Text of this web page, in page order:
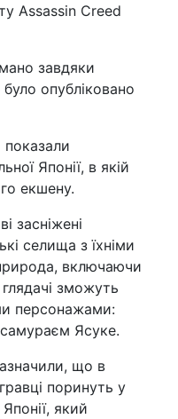
Assassin Creed
завдяки
опубліковано
показали
Японії, в якій
екшену.
засніжені
селища з їхніми
включаючи
зможуть
персонажами:
Ясуке.
що в
поринуть у
який